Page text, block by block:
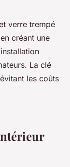
verre trempé
créant une
La clé
les coûts